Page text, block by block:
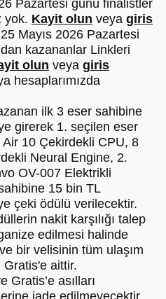
Pazartesi günü finalistler
yok. Kayit olun veya giris
25 Mayıs 2026 Pazartesi
kazananlar Linkleri
olun veya giris
hesaplarımızda
ilk 3 eser sahibine
girerek 1. seçilen eser
10 Çekirdekli CPU, 8
Neural Engine, 2.
OV-007 Elektrikli
15 bin TL
çeki ödülü verilecektir.
nakit karşılığı talep
edilmesi halinde
bir velisinin tüm ulaşım
Gratis'e aittir.
Gratis’e asılları
iade edilmeyecektir.